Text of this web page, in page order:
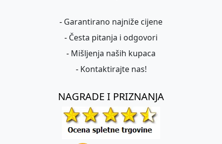
- Garantirano najniže cijene
- Česta pitanja i odgovori
- Mišljenja naših kupaca
- Kontaktirajte nas!
NAGRADE I PRIZNANJA